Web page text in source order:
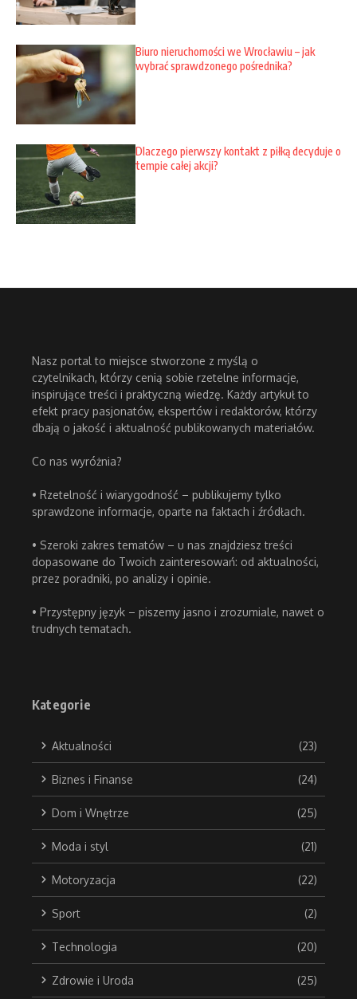
Biuro nieruchomości we Wrocławiu – jak
wybrać sprawdzonego pośrednika?
Dlaczego pierwszy kontakt z piłką decyduje o
tempie całej akcji?
Nasz portal to miejsce stworzone z myślą o
czytelnikach, którzy cenią sobie rzetelne informacje,
inspirujące treści i praktyczną wiedzę. Każdy artykuł to
efekt pracy pasjonatów, ekspertów i redaktorów, którzy
dbają o jakość i aktualność publikowanych materiałów.
Co nas wyróżnia?
• Rzetelność i wiarygodność – publikujemy tylko
sprawdzone informacje, oparte na faktach i źródłach.
• Szeroki zakres tematów – u nas znajdziesz treści
dopasowane do Twoich zainteresowań: od aktualności,
przez poradniki, po analizy i opinie.
• Przystępny język – piszemy jasno i zrozumiale, nawet o
trudnych tematach.
Kategorie
Aktualności (23)
Biznes i Finanse (24)
Dom i Wnętrze (25)
Moda i styl (21)
Motoryzacja (22)
Sport (2)
Technologia (20)
Zdrowie i Uroda (25)